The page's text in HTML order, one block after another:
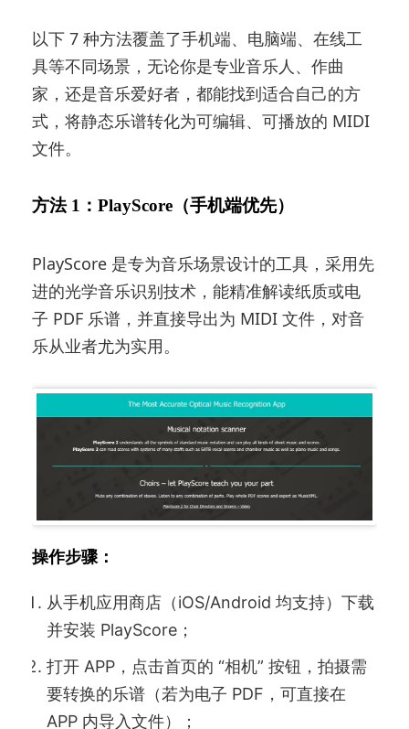
以下 7 种方法覆盖了手机端、电脑端、在线工
具等不同场景，无论你是专业音乐人、作曲
家，还是音乐爱好者，都能找到适合自己的方
式，将静态乐谱转化为可编辑、可播放的 MIDI
文件。
方法 1：PlayScore（手机端优先）
PlayScore 是专为音乐场景设计的工具，采用先
进的光学音乐识别技术，能精准解读纸质或电
子 PDF 乐谱，并直接导出为 MIDI 文件，对音
乐从业者尤为实用。
操作步骤：
从手机应用商店（iOS/Android 均支持）下载
并安装 PlayScore；
打开 APP，点击首页的 “相机” 按钮，拍摄需
要转换的乐谱（若为电子 PDF，可直接在
APP 内导入文件）；